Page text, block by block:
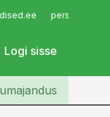
Logi sisse